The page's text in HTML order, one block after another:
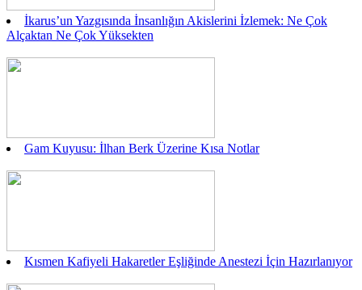
İkarus’un Yazgısında İnsanlığın Akislerini İzlemek: Ne Çok
Alçaktan Ne Çok Yüksekten
Gam Kuyusu: İlhan Berk Üzerine Kısa Notlar
Kısmen Kafiyeli Hakaretler Eşliğinde Anestezi İçin Hazırlanıyor